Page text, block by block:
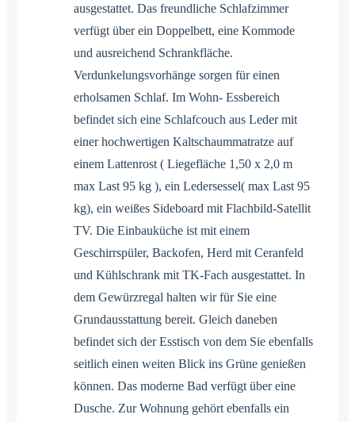
ausgestattet. Das freundliche Schlafzimmer
verfügt über ein Doppelbett, eine Kommode
und ausreichend Schrankfläche.
Verdunkelungsvorhänge sorgen für einen
erholsamen Schlaf. Im Wohn- Essbereich
befindet sich eine Schlafcouch aus Leder mit
einer hochwertigen Kaltschaummatratze auf
einem Lattenrost ( Liegefläche 1,50 x 2,0 m
max Last 95 kg ), ein Ledersessel( max Last 95
kg), ein weißes Sideboard mit Flachbild-Satellit
TV. Die Einbauküche ist mit einem
Geschirrspüler, Backofen, Herd mit Ceranfeld
und Kühlschrank mit TK-Fach ausgestattet. In
dem Gewürzregal halten wir für Sie eine
Grundausstattung bereit. Gleich daneben
befindet sich der Esstisch von dem Sie ebenfalls
seitlich einen weiten Blick ins Grüne genießen
können. Das moderne Bad verfügt über eine
Dusche. Zur Wohnung gehört ebenfalls ein